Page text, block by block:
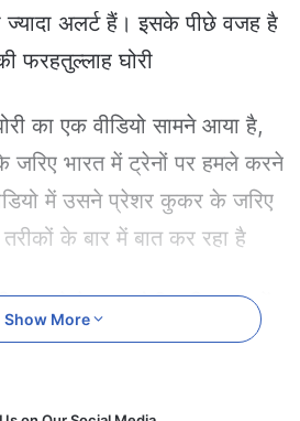
ज्यादा अलर्ट हैं। इसके पीछे वजह है
फरहतुल्लाह घोरी
का एक वीडियो सामने आया है,
जरिए भारत में ट्रेनों पर हमले करने
में उसने प्रेशर कुकर के जरिए
के बार में बात कर रहा है
जाने के बाद घोरी पाकिस्तान में
की इंटर सर्विसेज
की साजिश रची थी। 1 मार्च को
Show More